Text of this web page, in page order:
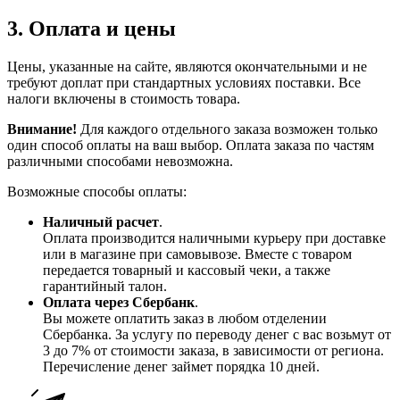
3. Оплата и цены
Цены, указанные на сайте, являются окончательными и не
требуют доплат при стандартных условиях поставки. Все
налоги включены в стоимость товара.
Внимание! Для каждого отдельного заказа возможен только
один способ оплаты на ваш выбор. Оплата заказа по частям
различными способами невозможна.
Возможные способы оплаты:
Наличный расчет.
Оплата производится наличными курьеру при доставке
или в магазине при самовывозе. Вместе с товаром
передается товарный и кассовый чеки, а также
гарантийный талон.
Оплата через Сбербанк.
Вы можете оплатить заказ в любом отделении
Сбербанка. За услугу по переводу денег с вас возьмут от
3 до 7% от стоимости заказа, в зависимости от региона.
Перечисление денег займет порядка 10 дней.